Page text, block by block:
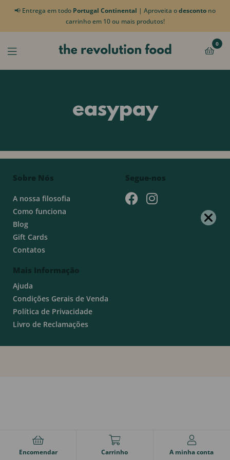
📢 Entrega em todo Portugal Continental | Aproveita odesconto no
carrinho em 10 ou mais produtos!
0
easypay
Sobre Nós
A nossa filosofia
Como funciona
Blog
Gift Cards
Contatos
Mais Informação
Ajuda
Condições Gerais de Venda
Política de Privacidade
Livro de Reclamações
Segue-nos
Encomendar Carrinho A minha conta